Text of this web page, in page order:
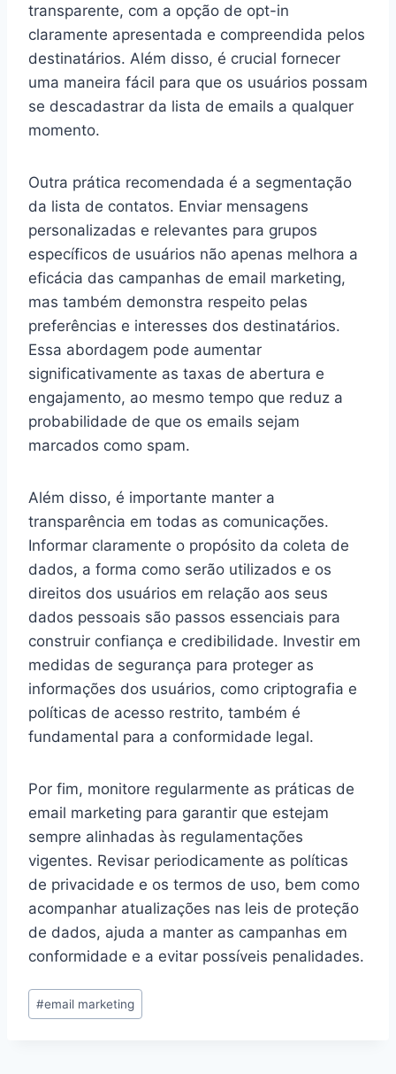
transparente, com a opção de opt-in
claramente apresentada e compreendida pelos
destinatários. Além disso, é crucial fornecer
uma maneira fácil para que os usuários possam
se descadastrar da lista de emails a qualquer
momento.
Outra prática recomendada é a segmentação
da lista de contatos. Enviar mensagens
personalizadas e relevantes para grupos
específicos de usuários não apenas melhora a
eficácia das campanhas de email marketing,
mas também demonstra respeito pelas
preferências e interesses dos destinatários.
Essa abordagem pode aumentar
significativamente as taxas de abertura e
engajamento, ao mesmo tempo que reduz a
probabilidade de que os emails sejam
marcados como spam.
Além disso, é importante manter a
transparência em todas as comunicações.
Informar claramente o propósito da coleta de
dados, a forma como serão utilizados e os
direitos dos usuários em relação aos seus
dados pessoais são passos essenciais para
construir confiança e credibilidade. Investir em
medidas de segurança para proteger as
informações dos usuários, como criptografia e
políticas de acesso restrito, também é
fundamental para a conformidade legal.
Por fim, monitore regularmente as práticas de
email marketing para garantir que estejam
sempre alinhadas às regulamentações
vigentes. Revisar periodicamente as políticas
de privacidade e os termos de uso, bem como
acompanhar atualizações nas leis de proteção
de dados, ajuda a manter as campanhas em
conformidade e a evitar possíveis penalidades.
Tags
do
#email marketing